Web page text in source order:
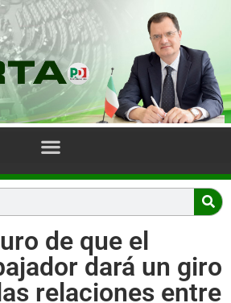
de que el
dará un giro
relaciones entre